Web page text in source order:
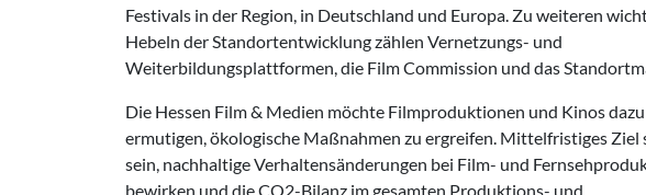
Festivals in der Region, in Deutschland und Europa. Zu weiteren
Hebeln der Standortentwicklung zählen Vernetzungs- und
Weiterbildungsplattformen, die Film Commission und das
Die Hessen Film & Medien möchte Filmproduktionen und Kinos dazu
ermutigen, ökologische Maßnahmen zu ergreifen. Mittelfristiges Ziel
sein, nachhaltige Verhaltensänderungen bei Film- und
bewirken und die CO2-Bilanz im gesamten Produktions- und